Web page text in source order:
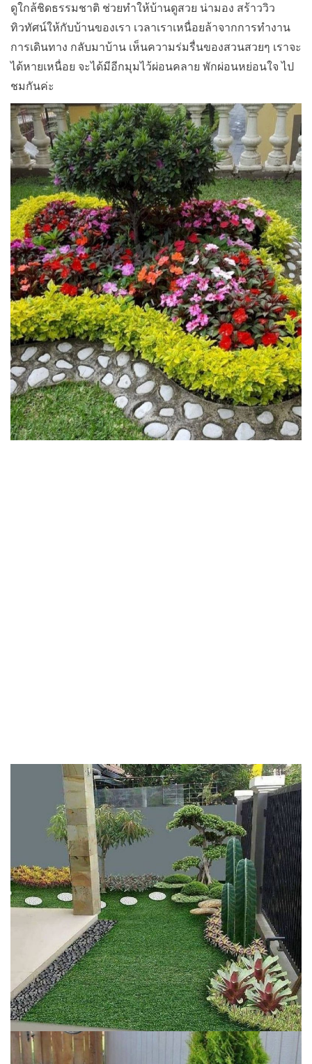
ดูใกล้ชิดธรรมชาติ ช่วยทำให้บ้านดูสวย น่ามอง สร้าววิว
ทิวทัศน์ให้กับบ้านของเรา เวลาเราเหนื่อยล้าจากการทำงาน
การเดินทาง กลับมาบ้าน เห็นความร่มรื่นของสวนสวยๆ เราจะ
ได้หายเหนื่อย จะได้มีอีกมุมไว้ผ่อนคลาย พักผ่อนหย่อนใจ ไป
ชมกันค่ะ